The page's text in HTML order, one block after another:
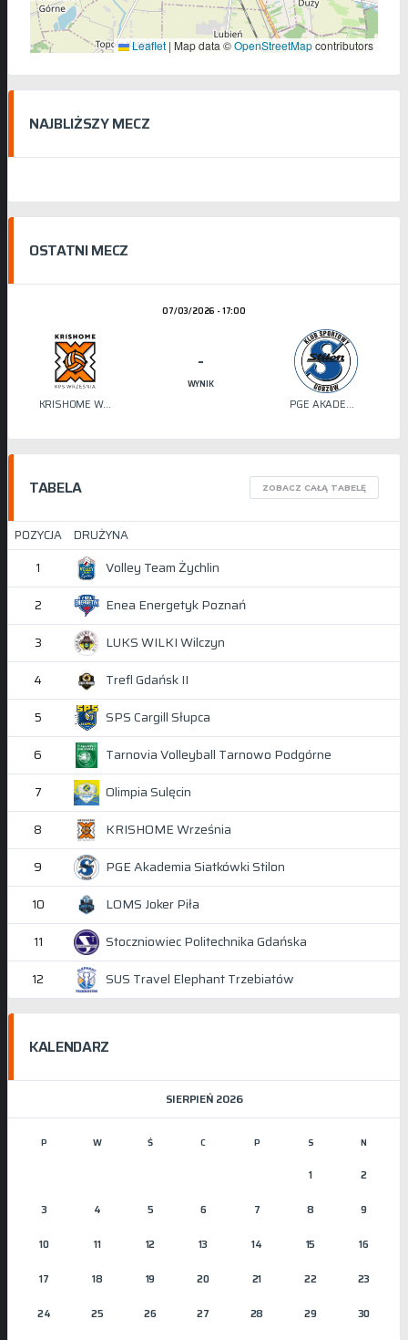
Leaflet | Map data ©OpenStreetMapcontributors
NAJBLIŻSZY MECZ
OSTATNI MECZ
07/03/2026 - 17:00
KRISHOME WRZEŚNIA PGE AKADEMIA SIATKÓWKI STILON
-
WYNIK
TABELA ZOBACZ CAŁĄ TABELĘ
POZYCJA
DRUŻYNA
1
Volley Team Żychlin
2 Enea Energetyk Poznań
3 LUKS WILKI Wilczyn
4 Trefl Gdańsk II
5 SPS Cargill Słupca
6 Tarnovia Volleyball Tarnowo Podgórne
7 Olimpia Sulęcin
8 KRISHOME Września
9 PGE Akademia Siatkówki Stilon
10 LOMS Joker Piła
11 Stoczniowiec Politechnika Gdańska
12 SUS Travel Elephant Trzebiatów
KALENDARZ
SIERPIEŃ 2026
P W Ś C P S N
1 2
3 4 5 6 7 8 9
10 11 12 13 14 15 16
17 18 19 20 21 22 23
24 25 26 27 28 29 30